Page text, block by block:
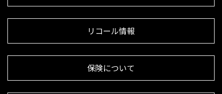
リコール情報
保険について